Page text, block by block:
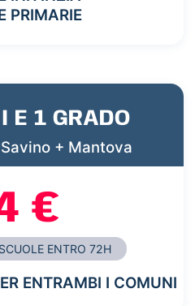
PRIMARIE
E 1 GRADO
+ Mantova
€
ENTRO 72H
ENTRAMBI I COMUNI